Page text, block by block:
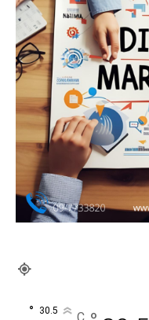
30.5
°